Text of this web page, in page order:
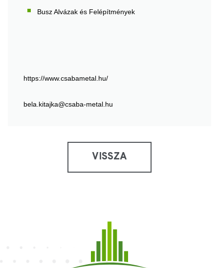
Busz Alvázak és Felépítmények
https://www.csabametal.hu/
bela.kitajka@csaba-metal.hu
VISSZA